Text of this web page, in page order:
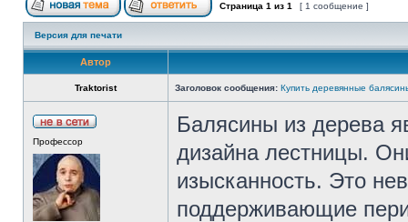
Страница 1 из 1 [ 1 сообщение ]
Версия для печати
Автор
Traktorist Заголовок сообщения: Купить деревянные
Профессор
Балясины из дерева
дизайна лестницы.
изысканность. Это
поддерживающие